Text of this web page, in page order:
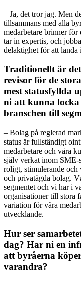
– Ja, det tror jag. Men
tillsammans med alla
medarbetare brinner för
tar in expertis, och
delaktighet för att landa
Traditionellt är
revisor för de
mest statusfyllda
ni att kunna locka
branschen till
– Bolag på reglerad
status är fullständigt
medarbetare och våra
själv verkat inom SME-
roligt, stimulerande och
och privatägda bolag.
segmentet och vi har i
organisationer till stora
variation för våra
utvecklande.
Hur ser
dag? Har ni en
att byråerna
varandra?